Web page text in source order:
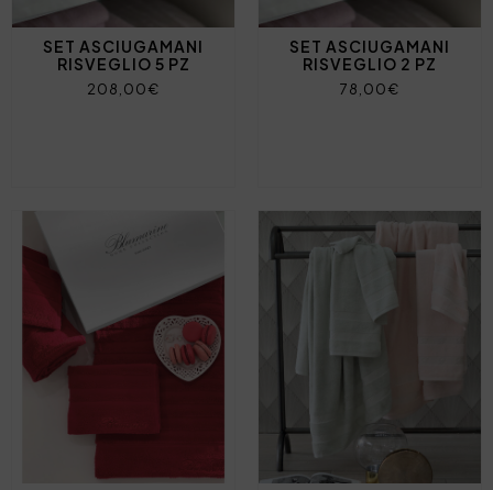
SET ASCIUGAMANI
RISVEGLIO 5 PZ
208,00€
SET ASCIUGAMANI
RISVEGLIO 2 PZ
78,00€